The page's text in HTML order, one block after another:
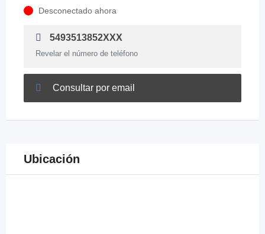
Desconectado ahora
5493513852XXX
Revelar el número de teléfono
Consultar por email
Ubicación